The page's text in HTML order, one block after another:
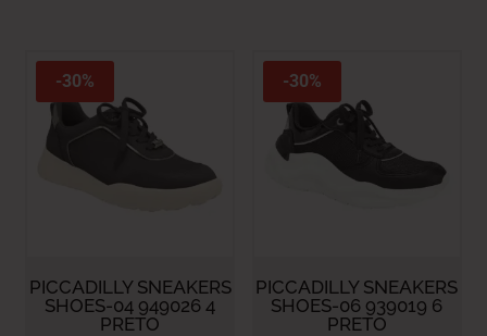
-30%
PICCADILLY SNEAKERS
SHOES-04 949026 4
PRETO
-30%
PICCADILLY SNEAKERS
SHOES-06 939019 6
PRETO